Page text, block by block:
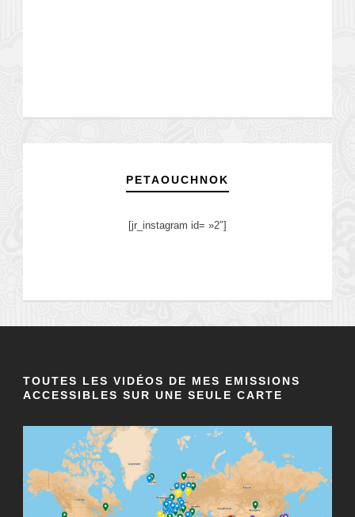
PETAOUCHNOK
[jr_instagram id= »2″]
TOUTES LES VIDÉOS DE MES EMISSIONS
ACCESSIBLES SUR UNE SEULE CARTE